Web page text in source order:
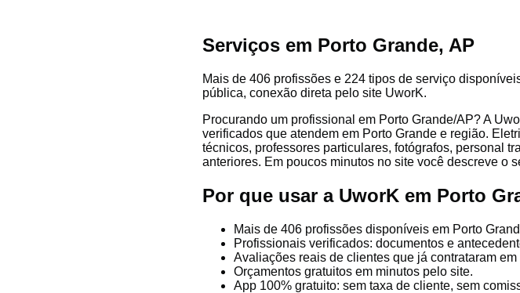
Serviços em Porto Grande, AP
Mais de 406 profissões e 224 tipos de serviço
pública, conexão direta pelo site UworK.
Procurando um profissional em Porto Grande/AP? A
verificados que atendem em Porto Grande e região.
técnicos, professores particulares, fotógrafos, personal
anteriores. Em poucos minutos no site você descreve o
Por que usar a UworK em Porto
Mais de 406 profissões disponíveis em Porto
Profissionais verificados: documentos e
Avaliações reais de clientes que já contrataram em
Orçamentos gratuitos em minutos pelo site.
App 100% gratuito: sem taxa de cliente, sem